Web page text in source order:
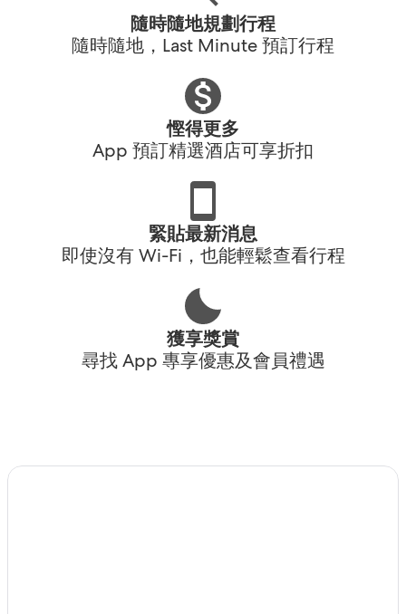
隨時隨地規劃行程
隨時隨地，Last Minute 預訂行程
慳得更多
App 預訂精選酒店可享折扣
緊貼最新消息
即使沒有 Wi-Fi，也能輕鬆查看行程
獲享獎賞
尋找 App 專享優惠及會員禮遇